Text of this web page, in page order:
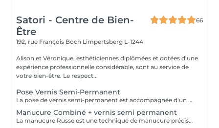
Satori - Centre de Bien-
Être
66
192, rue François Boch Limpertsberg L-1244
Alison et Véronique, esthéticiennes diplômées et dotées d'une
expérience professionnelle considérable, sont au service de
votre bien-être. Le respect...
Pose Vernis Semi-Permanent
La pose de vernis semi-permanent est accompagnée d'un nettoyage des cuticules à l'aide d'une ponceuse et de différents embouts adaptés à vos ongles pour un résultat propre, net et élégant. Le renouvellement est identique à la 1ère pose et il se fait à l'aide de papillotes posées sur l'ongle.
Manucure Combiné + vernis semi permanent
La manucure Russe est une technique de manucure précise réalisée à l'aide d'embouts adaptés pour nettoyer en profondeur les cuticules et le contour des ongles. Elle permet un rendu ultra net, propre et une finition impeccable. Suivi d'une pose de vernis semi-permanent.